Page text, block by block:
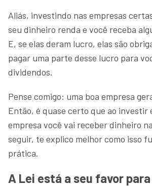
Aliás, investindo nas empresas
seu dinheiro renda e você receba
E, se elas deram lucro, elas são
pagar uma parte desse lucro para
dividendos.
Pense comigo: uma boa empresa
Então, é quase certo que ao investir
empresa você vai receber dinheiro
seguir, te explico melhor como isso
prática.
A Lei está a seu favor